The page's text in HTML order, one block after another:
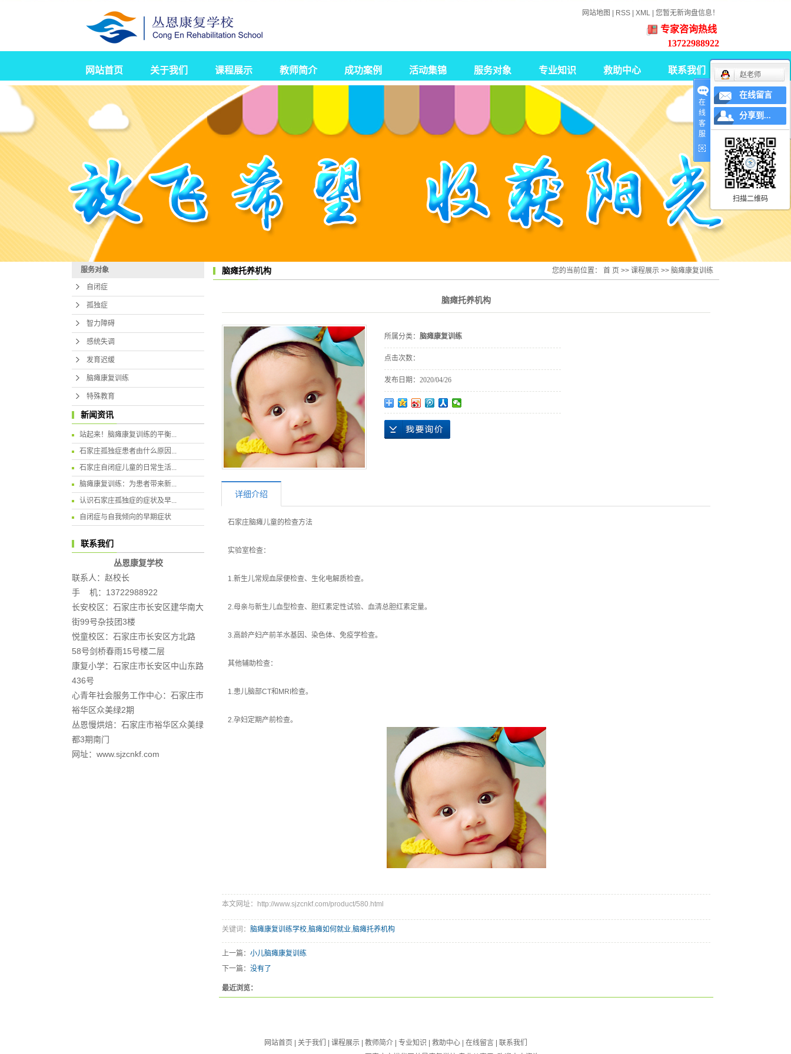
网站地图 RSS XML 您暂无新询盘信息！
专家咨询热线
13722988922
网站首页 关于我们
发展历程
营业执照
课程展示 教师简介 成功案例 活动集锦 服务对象
孤独症
脑瘫康复训练
专业知识
智力障碍康复知识
脑瘫康复知识
职业重建
救助中心 联系我们
服务对象
自闭症
孤独症
智力障碍
感统失调
发育迟缓
脑瘫康复训练
特殊教育
新闻资讯
站起来！脑瘫康复训练的平衡...
石家庄孤独症患者由什么原因...
石家庄自闭症儿童的日常生活...
脑瘫康复训练：为患者带来新...
认识石家庄孤独症的症状及早...
自闭症与自我倾向的早期症状
联系我们
丛恩康复学校
联系人：赵校长
手 机：13722988922
长安校区：石家庄市长安区建华南大
街99号杂技团3楼
悦童校区：石家庄市长安区方北路
58号剑桥春雨15号楼二层
康复小学：石家庄市长安区中山东路
436号
心青年社会服务工作中心：石家庄市
裕华区众美绿2期
丛恩慢烘焙：石家庄市裕华区众美绿
都3期南门
网址：www.sjzcnkf.com
脑瘫托养机构 您的当前位置： 首 页 >> 课程展示 >> 脑瘫康复训练
脑瘫托养机构
所属分类： 脑瘫康复训练
点击次数：
发布日期： 2020/04/26
详细介绍
石家庄脑瘫儿童的检查方法
实验室检查：
1.新生儿常规血尿便检查、生化电解质检查。
2.母亲与新生儿血型检查、胆红素定性试验、血清总胆红素定量。
3.高龄产妇产前羊水基因、染色体、免疫学检查。
其他辅助检查：
1.患儿脑部CT和MRI检查。
2.孕妇定期产前检查。
本文网址：http://www.sjzcnkf.com/product/580.html
关键词： 脑瘫康复训练学校,脑瘫如何就业,脑瘫托养机构
上一篇： 小儿脑瘫康复训练
下一篇： 没有了
最近浏览：
网站首页 关于我们 课程展示| 教师简介| 专业知识 救助中心| 在线留言| 联系我们
在
线
客
服
赵老师
在线留言
分享到...
扫描二维码